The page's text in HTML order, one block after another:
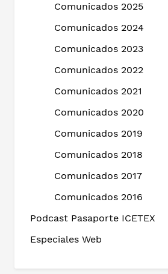
Comunicados 2025
Comunicados 2024
Comunicados 2023
Comunicados 2022
Comunicados 2021
Comunicados 2020
Comunicados 2019
Comunicados 2018
Comunicados 2017
Comunicados 2016
Podcast Pasaporte ICETEX
Especiales Web